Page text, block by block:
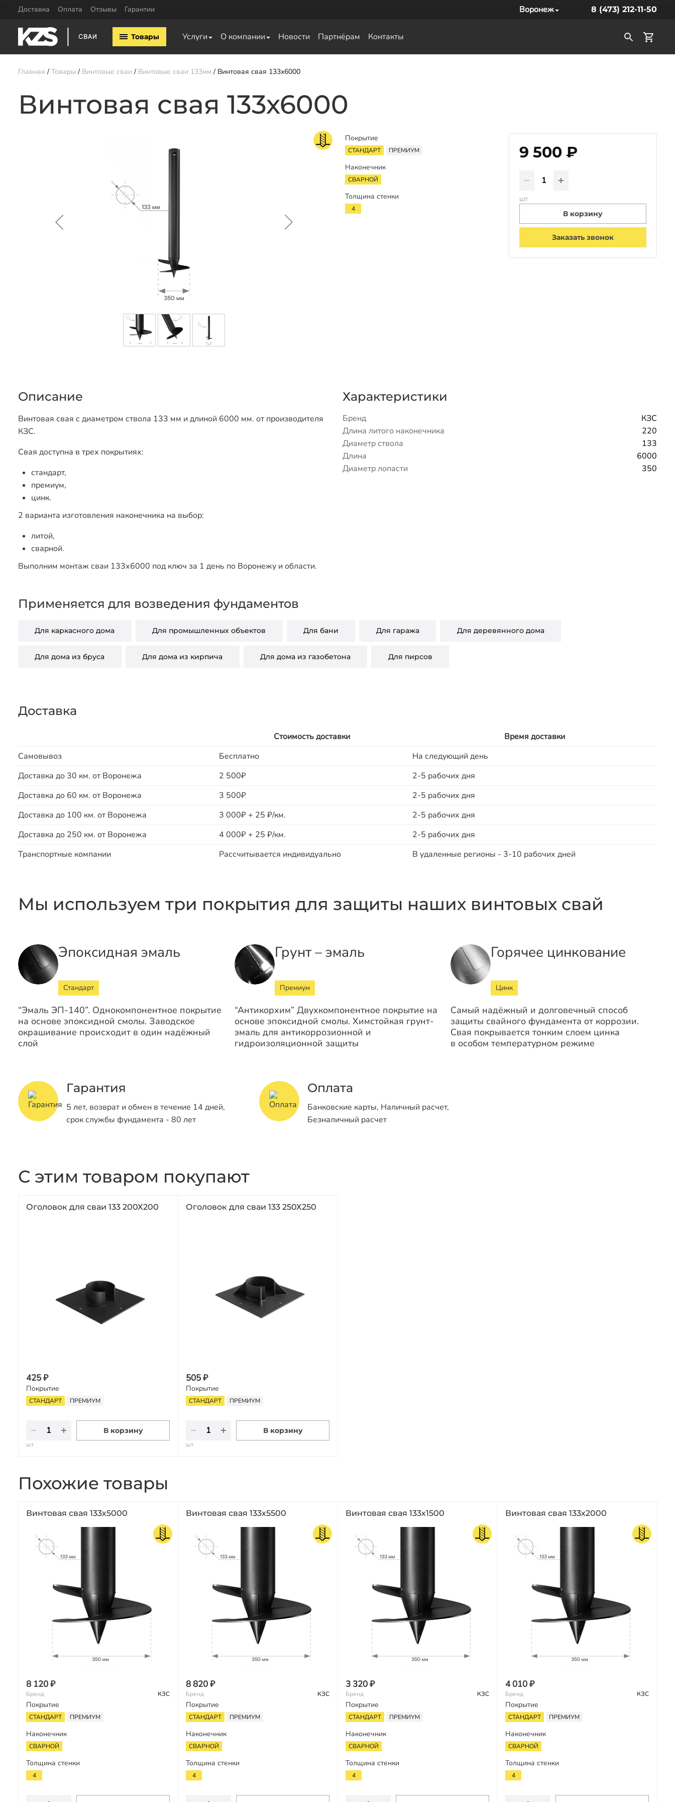
Доставка Оплата Отзывы Гарантии Воронеж 8 (473) 212-11-50
Товары Услуги О компании Новости Партнёрам Контакты
Винтовые сваи 57мм
Винтовые сваи 108мм
Винтовые сваи 159мм
Винтовые сваи 219мм
Оголовки для винтовых свай
Главная Товары Винтовые сваи Винтовые сваи 133мм Винтовая свая 133х6000
Винтовая свая 133х6000
Покрытие
СТАНДАРТ ПРЕМИУМ
Наконечник
СВАРНОЙ
Толщина стенки
4
9 500 ₽
шт
В корзину
Заказать звонок
Описание
Винтовая свая с диаметром ствола 133 мм и длиной 6000 мм. от производителя
КЗС.
Свая доступна в трех покрытиях:
стандарт,
премиум,
цинк.
2 варианта изготовления наконечника на выбор:
литой,
сварной.
Выполним монтаж сваи 133х6000 под ключ за 1 день по Воронежу и области.
Характеристики
Бренд
КЗС
Длина литого наконечника
220
Диаметр ствола
133
Длина
6000
Диаметр лопасти
350
Применяется для возведения фундаментов
Для каркасного дома Для промышленных объектов Для бани Для гаража Для деревянного дома
Для дома из бруса Для дома из кирпича Для дома из газобетона Для пирсов
Доставка
Стоимость доставки
Время доставки
Самовывоз
Бесплатно
На следующий день
Доставка до 30 км. от Воронежа
2 500₽
2-5 рабочих дня
Доставка до 60 км. от Воронежа
3 500₽
2-5 рабочих дня
Доставка до 100 км. от Воронежа
3 000₽ + 25 ₽/км.
2-5 рабочих дня
Доставка до 250 км. от Воронежа
4 000₽ + 25 ₽/км.
2-5 рабочих дня
Транспортные компании
Рассчитывается индивидуально В удаленные регионы - 3-10 рабочих дней
Мы используем три покрытия для защиты наших винтовых свай
Эпоксидная эмаль
Стандарт
“Эмаль ЭП-140”. Однокомпонентное покрытие
на основе эпоксидной смолы. Заводское
окрашивание происходит в один надёжный
слой
Грунт – эмаль
Премиум
“Антикорхим” Двухкомпонентное покрытие на
основе эпоксидной смолы. Химстойкая грунт-
эмаль для антикоррозионной и
гидроизоляционной защиты
Горячее цинкование
Цинк
Самый надёжный и долговечный способ
защиты свайного фундамента от коррозии.
Свая покрывается тонким слоем цинка
в особом температурном режиме
Гарантия
5 лет, возврат и обмен в течение 14 дней,
срок службы фундамента - 80 лет
Оплата
Банковские карты, Наличный расчет,
Безналичный расчет
С этим товаром покупают
Оголовок для сваи 133 200Х200
425 ₽
Покрытие
СТАНДАРТ ПРЕМИУМ
В корзину
шт
Оголовок для сваи 133 250Х250
505 ₽
Покрытие
СТАНДАРТ ПРЕМИУМ
В корзину
шт
Похожие товары
Винтовая свая 133х5000
8 120 ₽
Бренд КЗС
Покрытие
СТАНДАРТ ПРЕМИУМ
Наконечник
СВАРНОЙ
Толщина стенки
4
Винтовая свая 133х5500
8 820 ₽
Бренд КЗС
Покрытие
СТАНДАРТ ПРЕМИУМ
Наконечник
СВАРНОЙ
Толщина стенки
4
Винтовая свая 133х1500
3 320 ₽
Бренд КЗС
Покрытие
СТАНДАРТ ПРЕМИУМ
Наконечник
СВАРНОЙ
Толщина стенки
4
Винтовая свая 133х2000
4 010 ₽
Бренд КЗС
Покрытие
СТАНДАРТ ПРЕМИУМ
Наконечник
СВАРНОЙ
Толщина стенки
4